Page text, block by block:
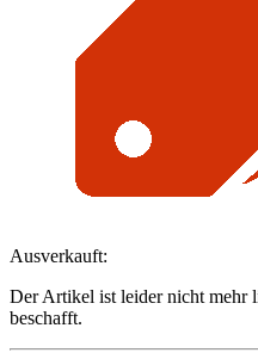
Ausverkauft:
Der Artikel ist leider nicht mehr
beschafft.